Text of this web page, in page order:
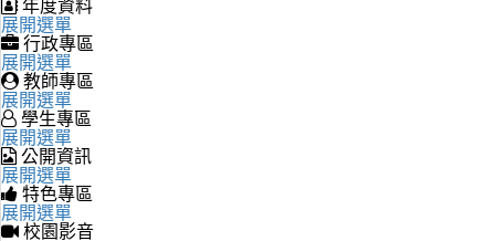
展開選單
行政專區
展開選單
教師專區
展開選單
學生專區
展開選單
公開資訊
展開選單
特色專區
展開選單
校園影音